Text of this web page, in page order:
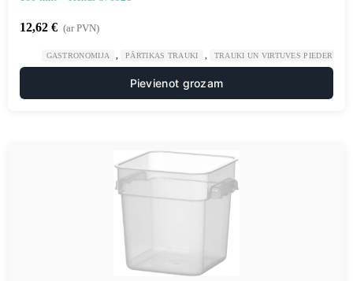
12,62 € (ar PVN)
GASTRONOMIJA PĀRTIKAS TRAUKI TRAUKI UN VIRTUVES PIEDERUMI
Pievienot grozam